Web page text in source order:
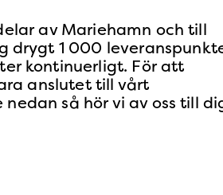
av Mariehamn och till
drygt 1 000
kontinuerligt. För att
anslutet till vårt
så hör vi av oss till